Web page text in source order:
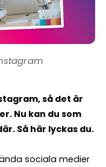
så det är
Nu kan du som
Så här lyckas du.
sociala medier